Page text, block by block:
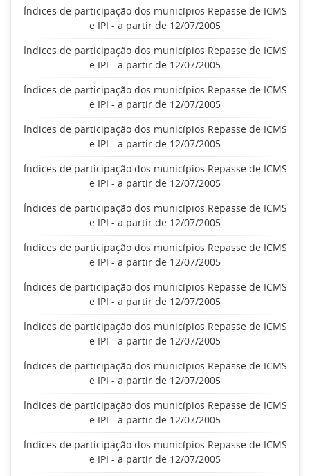
Índices de participação dos municípios Repasse de ICMS
e IPI - a partir de 12/07/2005
Índices de participação dos municípios Repasse de ICMS
e IPI - a partir de 12/07/2005
Índices de participação dos municípios Repasse de ICMS
e IPI - a partir de 12/07/2005
Índices de participação dos municípios Repasse de ICMS
e IPI - a partir de 12/07/2005
Índices de participação dos municípios Repasse de ICMS
e IPI - a partir de 12/07/2005
Índices de participação dos municípios Repasse de ICMS
e IPI - a partir de 12/07/2005
Índices de participação dos municípios Repasse de ICMS
e IPI - a partir de 12/07/2005
Índices de participação dos municípios Repasse de ICMS
e IPI - a partir de 12/07/2005
Índices de participação dos municípios Repasse de ICMS
e IPI - a partir de 12/07/2005
Índices de participação dos municípios Repasse de ICMS
e IPI - a partir de 12/07/2005
Índices de participação dos municípios Repasse de ICMS
e IPI - a partir de 12/07/2005
Índices de participação dos municípios Repasse de ICMS
e IPI - a partir de 12/07/2005